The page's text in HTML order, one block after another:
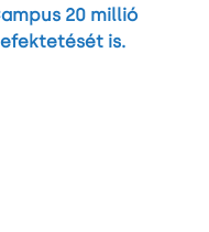
20 millió
is.